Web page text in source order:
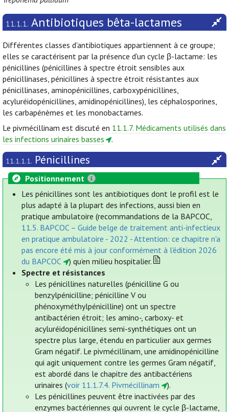
11.1.1. Antibiotiques bêta-lactames
Différentes classes d'antibiotiques appartiennent à ce groupe;
elles se caractérisent par la présence d'un cycle β-lactame: les
pénicillines (pénicillines à spectre étroit sensibles aux
pénicillinases, pénicillines à spectre étroit résistantes aux
pénicillinases, aminopénicillines, carboxypénicillines,
acyluréidopénicillines, amidinopénicillines), les céphalosporines,
les carbapénèmes et les monobactames.
Le pivmécillinam est discuté en 11.1.7. Médicaments utilisés dans
les infections urinaires basses
.
11.1.1.1. Pénicillines
Positionnement
Les pénicillines sont les antibiotiques dont le profil est le
plus adapté à la plupart des infections, aussi bien en
pratique ambulatoire (recommandations de la BAPCOC,
11.5. BAPCOC – Guide belge de traitement anti-infectieux
en pratique ambulatoire - 2022 - Attention: ce chapitre n'a
pas encore été mis à jour conformément à l'édition 2026
du BAPCOC
) qu’en milieu hospitalier.
Spectre et résistances
Les pénicillines naturelles (pénicilline G ou
benzylpénicilline; pénicilline V ou
phénoxyméthylpénicilline) ont un spectre
antibactérien étroit; les amino-, carboxy- et
acyluréidopénicillines semi-synthétiques ont un
spectre plus large, étendu en particulier aux germes
Gram négatif. Le pivmécillinam, une amidinopénicilline
qui agit uniquement contre les germes Gram négatif,
est abordé dans le chapitre des antibactériens
urinaires (voir 11.1.7.4. Pivmécillinam
).
Les pénicillines peuvent être inactivées par des
enzymes bactériennes qui ouvrent le cycle β-lactame,